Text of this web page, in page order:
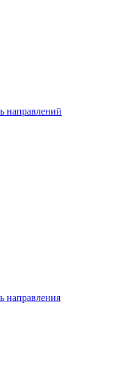
направлений
направления